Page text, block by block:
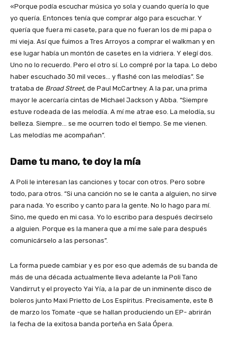
«Porque podía escuchar música yo sola y cuando quería lo que
yo quería. Entonces tenía que comprar algo para escuchar. Y
quería que fuera mi casete, para que no fueran los de mi papa o
mi vieja. Así que fuimos a Tres Arroyos a comprar el walkman y en
ese lugar había un montón de casetes en la vidriera. Y elegí dos.
Uno no lo recuerdo. Pero el otro sí. Lo compré por la tapa. Lo debo
haber escuchado 30 mil veces… y flashé con las melodías”. Se
trataba de Broad Street, de Paul McCartney. A la par, una prima
mayor le acercaría cintas de Michael Jackson y Abba. “Siempre
estuve rodeada de las melodía. A mí me atrae eso. La melodía, su
belleza. Siempre… se me ocurren todo el tiempo. Se me vienen.
Las melodías me acompañan”.
Dame tu mano, te doy la mía
A Poli le interesan las canciones y tocar con otros. Pero sobre
todo, para otros. “Si una canción no se le canta a alguien, no sirve
para nada. Yo escribo y canto para la gente. No lo hago para mí.
Sino, me quedo en mi casa. Yo lo escribo para después decírselo
a alguien. Porque es la manera que a mí me sale para después
comunicárselo a las personas”.
La forma puede cambiar y es por eso que además de su banda de
más de una década actualmente lleva adelante la Poli Tano
Vandirrut y el proyecto Yai Yía, a la par de un inminente disco de
boleros junto Maxi Prietto de Los Espíritus. Precisamente, este 8
de marzo los Tomate -que se hallan produciendo un EP- abrirán
la fecha de la exitosa banda porteña en Sala Ópera.